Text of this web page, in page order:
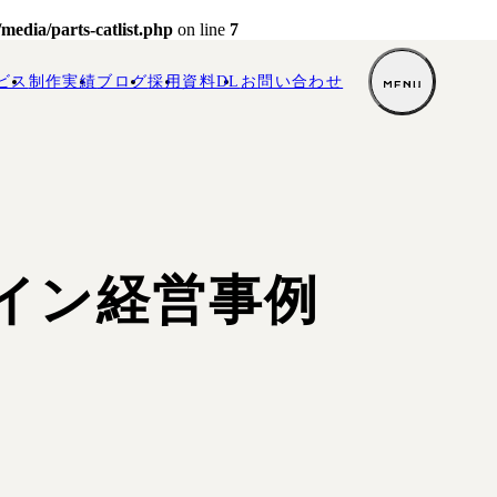
ス 制作実績ブログ採用 資料DL お 問い合わせ
parts-catlist.php on line 7
ン経営事例